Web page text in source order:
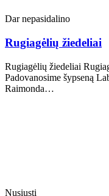
Dar nepasidalino
Rugiagėlių žiedeliai
Rugiagėlių žiedeliai
Padovanosime šypseną
Raimonda…
Nusiųsti